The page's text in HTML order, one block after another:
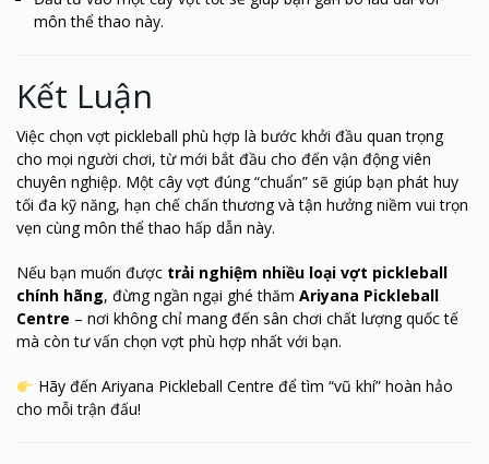
môn thể thao này.
Kết Luận
Việc chọn vợt pickleball phù hợp là bước khởi đầu quan trọng
cho mọi người chơi, từ mới bắt đầu cho đến vận động viên
chuyên nghiệp. Một cây vợt đúng “chuẩn” sẽ giúp bạn phát huy
tối đa kỹ năng, hạn chế chấn thương và tận hưởng niềm vui trọn
vẹn cùng môn thể thao hấp dẫn này.
Nếu bạn muốn được trải nghiệm nhiều loại vợt pickleball
chính hãng, đừng ngần ngại ghé thăm Ariyana Pickleball
Centre – nơi không chỉ mang đến sân chơi chất lượng quốc tế
mà còn tư vấn chọn vợt phù hợp nhất với bạn.
Hãy đến Ariyana Pickleball Centre để tìm “vũ khí” hoàn hảo
cho mỗi trận đấu!